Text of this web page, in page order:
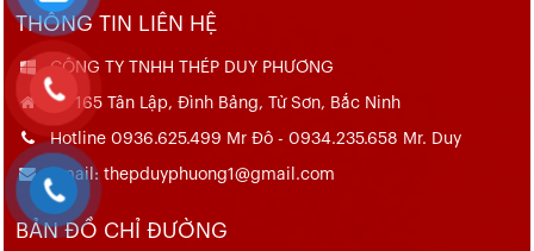
THÔNG TIN LIÊN HỆ
CÔNG TY TNHH THÉP DUY PHƯƠNG
Số 165 Tân Lập, Đình Bảng, Từ Sơn, Bắc Ninh
Hotline 0936.625.499 Mr Đô - 0934.235.658 Mr. Duy
Email: thepduyphuong1@gmail.com
BẢN ĐỒ CHỈ ĐƯỜNG